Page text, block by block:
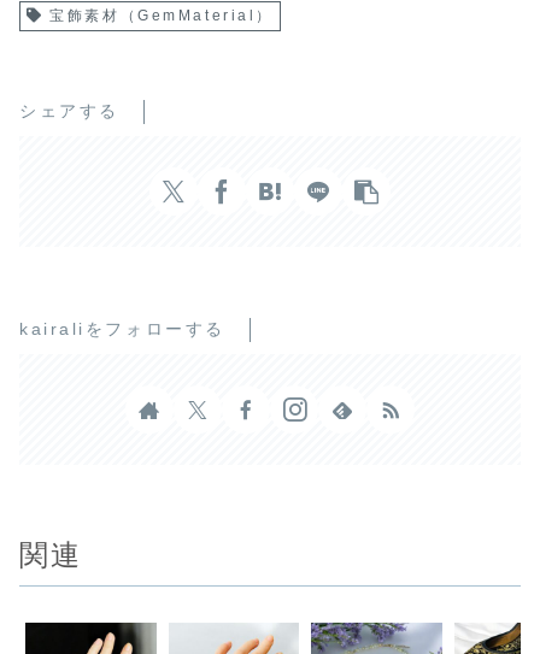
宝飾素材（GemMaterial）
シェアする
kairaliをフォローする
関連